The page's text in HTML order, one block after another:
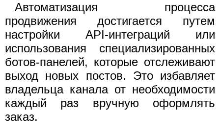
Автоматизация процесса
продвижения достигается путем
настройки API-интеграций или
использования специализированных
ботов-панелей, которые отслеживают
выход новых постов. Это избавляет
владельца канала от необходимости
каждый раз вручную оформлять
заказ.